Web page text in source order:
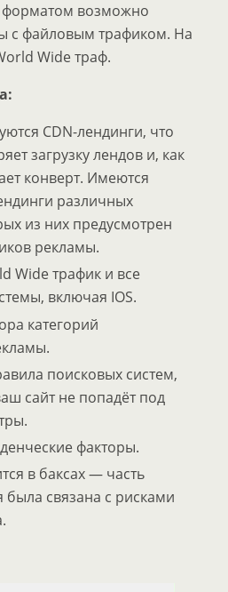
возможно
с файловым трафиком. На
Wide траф.
CDN-лендинги, что
загрузку лендов и, как
конверт. Имеются
различных
из них предусмотрен
рекламы.
Wide трафик и все
включая IOS.
категорий
поисковых систем,
сайт не попадёт под
факторы.
в баксах — часть
была связана с рисками